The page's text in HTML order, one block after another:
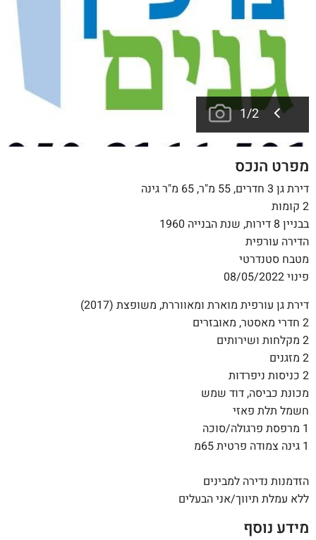
1/2
מפרט הנכס
דירת גן 3 חדרים, 55 מ"ר, 65 מ"ר גינה
2 קומות
בבניין 8 דירות, שנת הבנייה 1960
הדירה עורפית
מטבח סטנדרטי
פינוי 08/05/2022
דירת גן עורפית מוארת ומאווררת, משופצת (2017)
2 חדרי מאסטר, מאובזרים
2 מקלחות ושירותים
2 מזגנים
2 כניסות ניפרדות
מכונת כביסה, דוד שמש
חשמל תלת פאזי
1 מרפסת פרגולה/סוכה
1 גינה צמודה פרטית 65מ
הזדמנות נדירה למבינים
ללא עמלת תיווך/אני הבעלים
מידע נוסף